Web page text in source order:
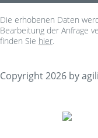
Die erhobenen Daten
Bearbeitung der Anfrage
finden Sie hier.
Copyright 2026 by